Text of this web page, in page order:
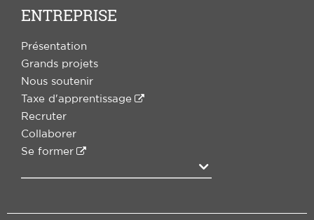
ENTREPRISE
Présentation
Grands projets
Nous soutenir
Taxe d'apprentissage
Recruter
Collaborer
Se former
Agrandir